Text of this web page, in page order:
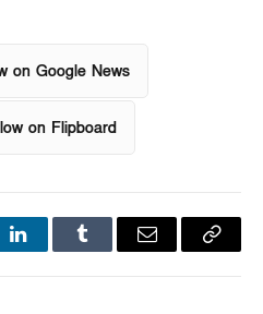
on Google News
on Flipboard
LinkedInTumblr Email
Copy